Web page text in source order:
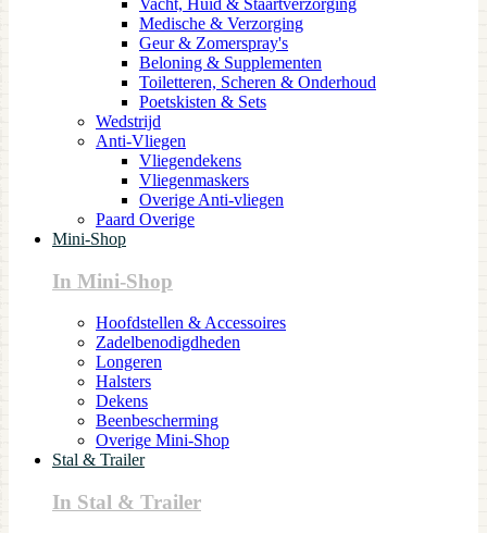
Medische & Verzorging
Geur & Zomerspray's
Beloning & Supplementen
Toiletteren, Scheren & Onderhoud
Poetskisten & Sets
Wedstrijd
Anti-Vliegen
Vliegendekens
Vliegenmaskers
Overige Anti-vliegen
Paard Overige
Mini-Shop
In Mini-Shop
Hoofdstellen & Accessoires
Zadelbenodigdheden
Longeren
Halsters
Dekens
Beenbescherming
Overige Mini-Shop
Stal & Trailer
In Stal & Trailer